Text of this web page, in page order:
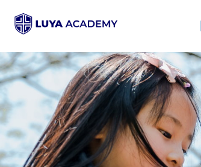
要
內